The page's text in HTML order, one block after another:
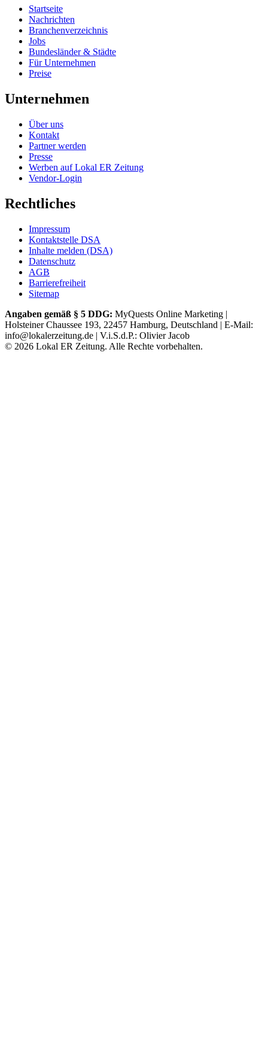
Startseite
Nachrichten
Branchenverzeichnis
Jobs
Bundesländer & Städte
Für Unternehmen
Preise
Unternehmen
Über uns
Kontakt
Partner werden
Presse
Werben auf Lokal ER Zeitung
Vendor-Login
Rechtliches
Impressum
Kontaktstelle DSA
Inhalte melden (DSA)
Datenschutz
AGB
Barrierefreiheit
Sitemap
Angaben gemäß § 5 DDG: MyQuests Online Marketing |
Holsteiner Chaussee 193, 22457 Hamburg, Deutschland | E-Mail:
info@lokalerzeitung.de | V.i.S.d.P.: Olivier Jacob
© 2026 Lokal ER Zeitung. Alle Rechte vorbehalten.